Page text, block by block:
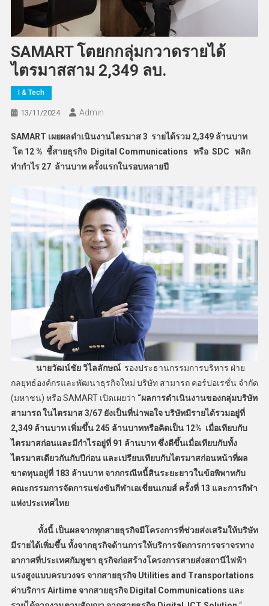
SAMART โตยกกลุ่มกวาดรายได้
ไตรมาสสาม 2,349 ลบ.
I & Tech
13/11/2024 Admin
SAMART เผยผลดำเนินงานไตรมาส 3 รายได้รวม2,349ล้านบาท
โต 12% ชี้สายธุรกิจ Digital Communications หรือ SDC
พลิก
ทำกำไร 27 ล้านบาท ครั้งแรกในรอบหลายปี
นายวัฒน์ชัย วิไลลักษณ์รองประธานกรรมการบริหาร ฝ่าย
กลยุทธ์องค์กรและพัฒนาธุรกิจใหม่ บริษัท สามารถ คอร์ปอเรชั่น จำกัด
(มหาชน) หรือ SAMART เปิดเผยว่า “ผลการดำเนินงานของกลุ่มบริษัท
สามารถ ในไตรมาส 3/67 ยังเป็นที่น่าพอใจ บริษัทมีรายได้รวมอยู่ที่
2,349 ล้านบาท เพิ่มขึ้น 245 ล้านบาทหรือคิดเป็น 12% เมื่อเทียบกับ
ไตรมาสก่อนและมีกำไรอยู่ที่ 91 ล้านบาท ซึ่งดีขึ้นเมื่อเทียบกับทั้ง
ไตรมาสเดียวกันกับปีก่อน และเปรียบเทียบกับไตรมาสก่อนหน้าที่ผล
ขาดทุนอยู่ที่ 183 ล้านบาท จากกรณีหนี้สินระยะยาวในข้อพิพาทกับ
คณะกรรมการจัดการแข่งขันกีฬาเอเชี่ยนเกมส์ ครั้งที่ 13 และการกีฬา
แห่งประเทศไทย
ทั้งนี้ เป็นผลจากทุกสายธุรกิจมีโครงการที่ช่วยส่งเสริมให้บริษัท
มีรายได้เพิ่มขึ้น ทั้งจากธุรกิจด้านการให้บริการจัดการการจราจรทาง
อากาศที่ประเทศกัมพูชา ธุรกิจก่อสร้างโครงการสายส่งสถานีไฟฟ้า
แรงสูงแบบครบวงจร จากสายธุรกิจ Utilities and Transportations
ค่าบริการ Airtime จากสายธุรกิจ Digital Communications และ